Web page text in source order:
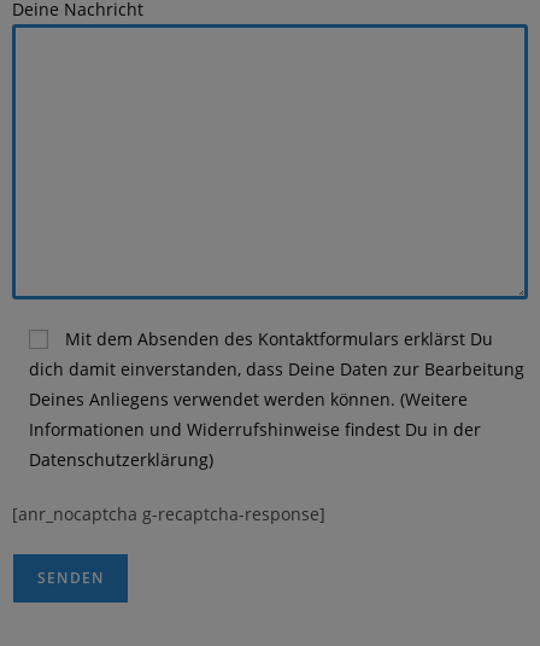
Deine Nachricht
Mit dem Absenden des Kontaktformulars erklärst Du
dich damit einverstanden, dass Deine Daten zur Bearbeitung
Deines Anliegens verwendet werden können. (Weitere
Informationen und Widerrufshinweise findest Du in der
Datenschutzerklärung)
[anr_nocaptcha g-recaptcha-response]